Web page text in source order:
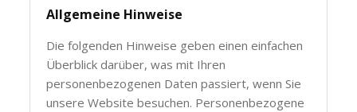
Allgemeine Hinweise
Die folgenden Hinweise geben einen einfachen
Überblick darüber, was mit Ihren
personenbezogenen Daten passiert, wenn Sie
unsere Website besuchen. Personenbezogene